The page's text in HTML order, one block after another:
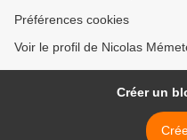
Préférences cookies
Voir le profil de Nicolas
Créer un